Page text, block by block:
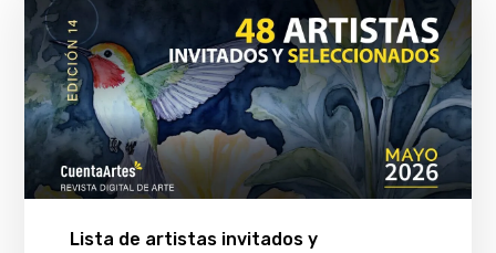
Lista de artistas invitados y